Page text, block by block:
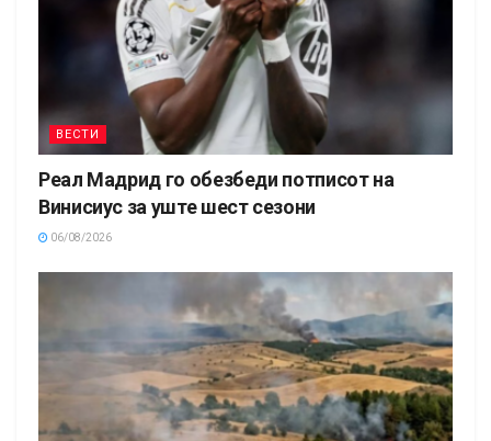
ВЕСТИ
Реал Мадрид го обезбеди потписот на
Винисиус за уште шест сезони
06/08/2026